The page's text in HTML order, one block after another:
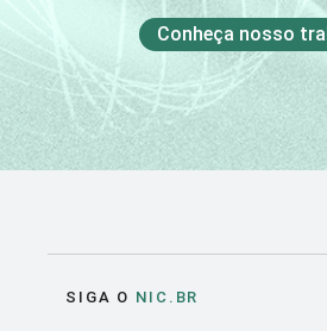
Conheça nosso
SIGA O NIC.BR